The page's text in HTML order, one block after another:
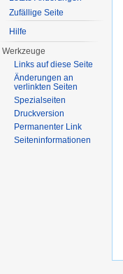
Zufällige Seite
Hilfe
Werkzeuge
Links auf diese Seite
Änderungen an
verlinkten Seiten
Spezialseiten
Druckversion
Permanenter Link
Seiteninformationen